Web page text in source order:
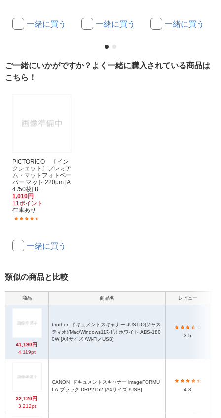
一緒に買う 一緒に買う 一緒に買う
ご一緒にいかがですか？よく一緒に購入されている商品は
こちら！
PICTORICO 〔イン
クジェット〕プレミア
ム・マットフォトペー
パー マット 220μm [A
4 /50枚] B...
1,010円
11ポイント
在庫あり
一緒に買う
類似の商品と比較
商品 商品名 レビュー
41,190円
4,119pt
brother
ティオ)(Mac/Windows11対応) ホワイト ADS-180
0W [A4サイズ /Wi-Fi／USB]
3.5
32,120円
3,212pt
CANON
LA ブラック DRP2152 [A4サイズ /USB]
4.3